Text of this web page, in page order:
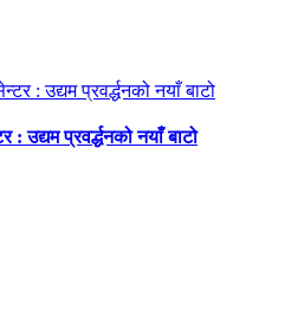
उद्यम प्रवर्द्धनको नयाँ बाटो